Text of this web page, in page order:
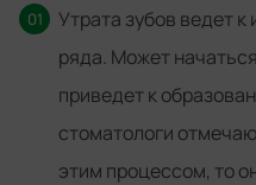
Утрата зубов ведет
ряда. Может
приведет к
стоматологи
этим процессом, то